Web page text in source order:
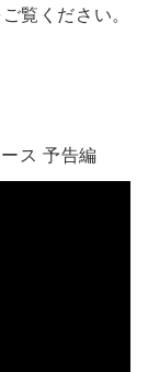
覧ください。
ス 予告編